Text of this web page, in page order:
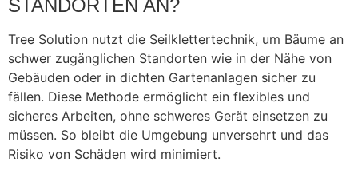
STANDORTEN AN?
Tree Solution nutzt die Seilklettertechnik, um Bäume an
schwer zugänglichen Standorten wie in der Nähe von
Gebäuden oder in dichten Gartenanlagen sicher zu
fällen. Diese Methode ermöglicht ein flexibles und
sicheres Arbeiten, ohne schweres Gerät einsetzen zu
müssen. So bleibt die Umgebung unversehrt und das
Risiko von Schäden wird minimiert.